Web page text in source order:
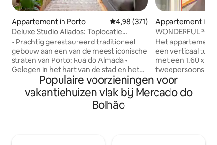
Appartement in Porto Gemiddelde beoordeling van
4,98 (371)
Deluxe Studio Aliados: Toplocatie
Hist.Center
• Prachtig gerestaureerd traditioneel
gebouw aan een van de meest iconische
straten van Porto: Rua do Almada •
Gelegen in het hart van de stad en het
historische gebied • Perfect om de stad
te voet te ontdekken • Dicht bij
belangrijke bezienswaardigheden:
Aliados Sq, Trindade Station, Clérigos
Appartement in
Het appartement
een verticaal
met een 1.60 x
kluisje. Een
kabelzenders en
geluidsinstallatie
Populaire voorzieningen voor
vakantiehuizen vlak bij Mercado do
Bolhão